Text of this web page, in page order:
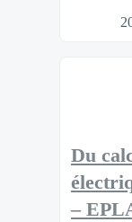
Du
–